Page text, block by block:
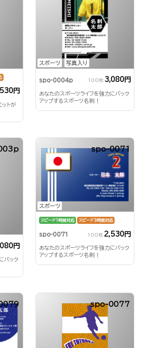
円
ットが
スポーツ 写真入り
spo-0004p 100枚 3,080円
あなたのスポーツライフを強力にバック
アップするスポーツ名刺！
円
バック
スポーツ
spo-0071
スピード1時間対応 スピード3時間対応
spo-0071 100枚 2,530円
あなたのスポーツライフを強力にバック
アップするスポーツ名刺！
spo-0077